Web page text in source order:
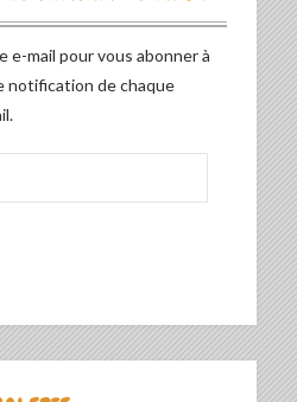
e-mail pour vous abonner à
notification de chaque